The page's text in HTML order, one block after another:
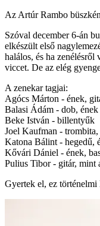
Az Artúr Rambo
Szóval december 6-án
elkészült első
halálos, és ha zenélésről
viccet. De az elég
A zenekar tagjai:
Agócs Márton - ének,
Balasi Ádám - dob, ének
Beke István - billentyűk
Joel Kaufman - trombita,
Katona Bálint - hegedű,
Kővári Dániel - ének,
Pulius Tibor - gitár, mint
Gyertek el, ez történelmi